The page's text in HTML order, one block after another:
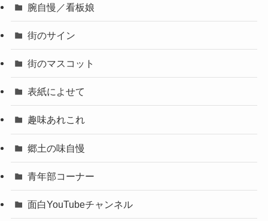
腕自慢／看板娘
街のサイン
街のマスコット
表紙によせて
趣味あれこれ
郷土の味自慢
青年部コーナー
面白YouTubeチャンネル